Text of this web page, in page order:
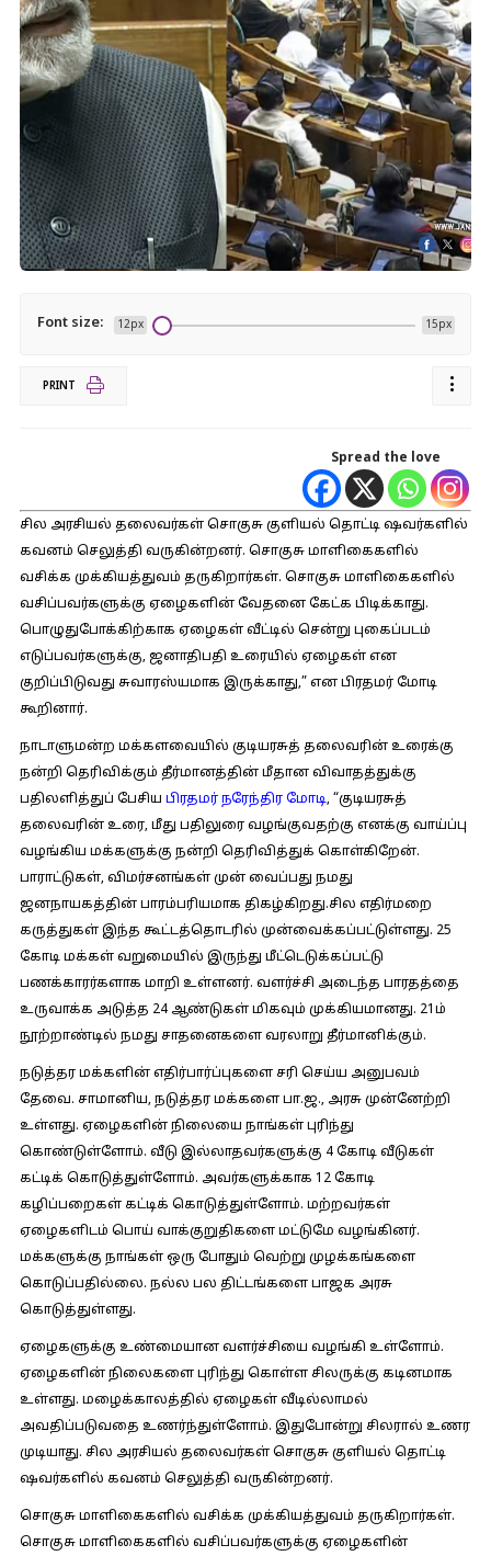
Font size: 12px 15px
PRINT
Spread the love
சில அரசியல் தலைவர்கள் சொகுசு குளியல் தொட்டி ஷவர்களில்
கவனம் செலுத்தி வருகின்றனர். சொகுசு மாளிகைகளில்
வசிக்க முக்கியத்துவம் தருகிறார்கள். சொகுசு மாளிகைகளில்
வசிப்பவர்களுக்கு ஏழைகளின் வேதனை கேட்க பிடிக்காது.
பொழுதுபோக்கிற்காக ஏழைகள் வீட்டில் சென்று புகைப்படம்
எடுப்பவர்களுக்கு, ஜனாதிபதி உரையில் ஏழைகள் என
குறிப்பிடுவது சுவாரஸ்யமாக இருக்காது,” என பிரதமர் மோடி
கூறினார்.
நாடாளுமன்ற மக்களவையில் குடியரசுத் தலைவரின் உரைக்கு
நன்றி தெரிவிக்கும் தீர்மானத்தின் மீதான விவாதத்துக்கு
பதிலளித்துப் பேசிய ​​ பிரதமர் நரேந்திர மோடி, “குடியரசுத்
தலைவரின் உரை, மீது பதிலுரை வழங்குவதற்கு எனக்கு வாய்ப்பு
வழங்கிய மக்களுக்கு நன்றி தெரிவித்துக் கொள்கிறேன்.
பாராட்டுகள், விமர்சனங்கள் முன் வைப்பது நமது
ஜனநாயகத்தின் பாரம்பரியமாக திகழ்கிறது.சில எதிர்மறை
கருத்துகள் இந்த கூட்டத்தொடரில் முன்வைக்கப்பட்டுள்ளது. 25
கோடி மக்கள் வறுமையில் இருந்து மீட்டெடுக்கப்பட்டு
பணக்காரர்களாக மாறி உள்ளனர். வளர்ச்சி அடைந்த பாரதத்தை
உருவாக்க அடுத்த 24 ஆண்டுகள் மிகவும் முக்கியமானது. 21ம்
நூற்றாண்டில் நமது சாதனைகளை வரலாறு தீர்மானிக்கும்.
நடுத்தர மக்களின் எதிர்பார்ப்புகளை சரி செய்ய அனுபவம்
தேவை. சாமானிய, நடுத்தர மக்களை பா.ஜ., அரசு முன்னேற்றி
உள்ளது. ஏழைகளின் நிலையை நாங்கள் புரிந்து
கொண்டுள்ளோம். வீடு இல்லாதவர்களுக்கு 4 கோடி வீடுகள்
கட்டிக் கொடுத்துள்ளோம். அவர்களுக்காக 12 கோடி
கழிப்பறைகள் கட்டிக் கொடுத்துள்ளோம். மற்றவர்கள்
ஏழைகளிடம் பொய் வாக்குறுதிகளை மட்டுமே வழங்கினர்.
மக்களுக்கு நாங்கள் ஒரு போதும் வெற்று முழக்கங்களை
கொடுப்பதில்லை. நல்ல பல திட்டங்களை பாஜக அரசு
கொடுத்துள்ளது.
ஏழைகளுக்கு உண்மையான வளர்ச்சியை வழங்கி உள்ளோம்.
ஏழைகளின் நிலைகளை புரிந்து கொள்ள சிலருக்கு கடினமாக
உள்ளது. மழைக்காலத்தில் ஏழைகள் வீடில்லாமல்
அவதிப்படுவதை உணர்ந்துள்ளோம். இதுபோன்று சிலரால் உணர
முடியாது. சில அரசியல் தலைவர்கள் சொகுசு குளியல் தொட்டி
ஷவர்களில் கவனம் செலுத்தி வருகின்றனர்.
சொகுசு மாளிகைகளில் வசிக்க முக்கியத்துவம் தருகிறார்கள்.
சொகுசு மாளிகைகளில் வசிப்பவர்களுக்கு ஏழைகளின்